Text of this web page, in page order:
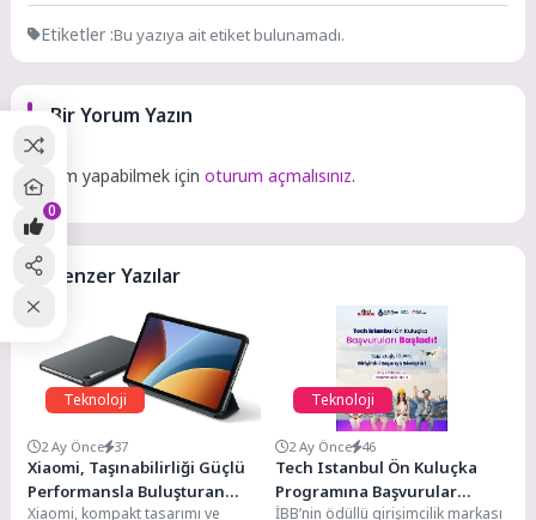
Etiketler :Bu yazıya ait etiket bulunamadı.
Bir Yorum Yazın
Yorum yapabilmek içinoturum açmalısınız.
Benzer Yazılar
Teknoloji
2 Ay Önce 37
Xiaomi, Taşınabilirliği Güçlü
Performansla Buluşturan
Yeni REDMI Pad 2’yi Tanıttı
Xiaomi, kompakt tasarımı ve
Teknoloji
2 Ay Önce 46
Tech Istanbul Ön Kuluçka
Programına Başvurular
Başladı
İBB’nin ödüllü girişimcilik markası
0